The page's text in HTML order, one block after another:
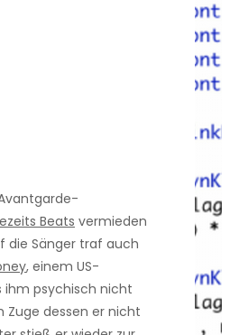
Beats vermieden
die Sänger traf auch
, einem US-
ihm psychisch nicht
Zuge dessen er nicht